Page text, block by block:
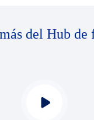
del Hub de